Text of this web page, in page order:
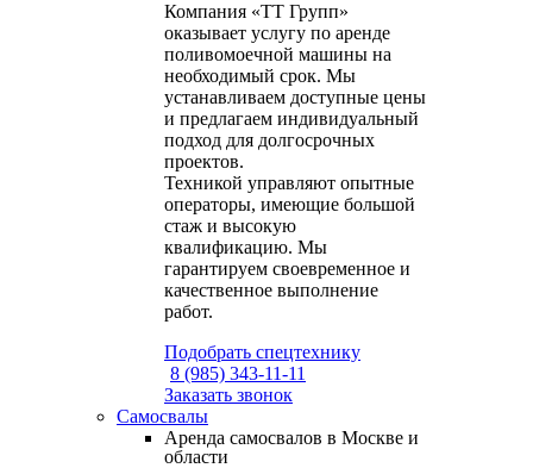
Компания «ТТ Групп»
оказывает услугу по аренде
поливомоечной машины на
необходимый срок. Мы
устанавливаем доступные цены
и предлагаем индивидуальный
подход для долгосрочных
проектов.
Техникой управляют опытные
операторы, имеющие большой
стаж и высокую
квалификацию. Мы
гарантируем своевременное и
качественное выполнение
работ.
Подобрать спецтехнику
8 (985) 343-11-11
Заказать звонок
Самосвалы
Аренда самосвалов в Москве и
области